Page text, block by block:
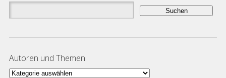
Suchen
nach:
Autoren und Themen
Autoren